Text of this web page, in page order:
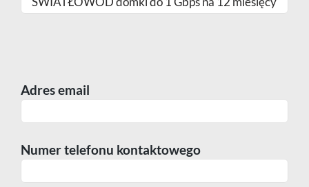
Adres email
Numer telefonu kontaktowego